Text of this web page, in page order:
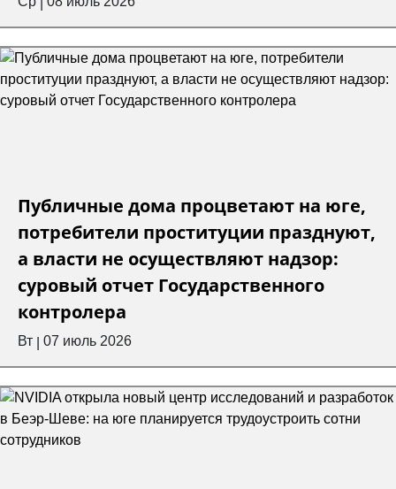
Публичные дома процветают на юге,
потребители проституции празднуют,
а власти не осуществляют надзор:
суровый отчет Государственного
контролера
Вт 07 июль 2026